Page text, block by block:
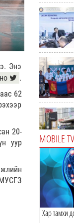
Энэ
.
62
20-
уур
MOBILE TV
Хар тамхи